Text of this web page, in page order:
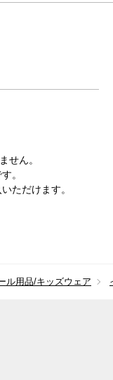
せん。
。
ただけます。
ル用品/キッズウェア